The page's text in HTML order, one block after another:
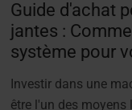
Guide d'achat
jantes :
système pour
Investir dans une
être l'un des